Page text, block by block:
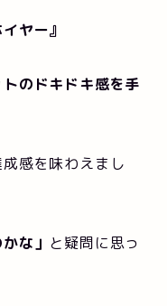
ヤー』
トのドキドキ感を手
感を味わえまし
な」 と疑問に思っ